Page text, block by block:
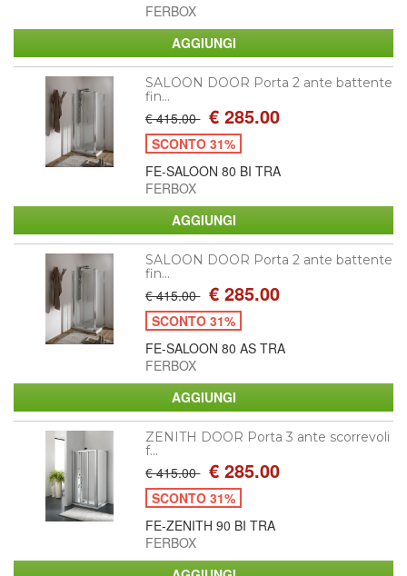
FERBOX
SALOON DOOR Porta 2 ante battente
fin...
€ 415.00 € 285.00
SCONTO 31%
FE-SALOON 80 BI TRA
FERBOX
SALOON DOOR Porta 2 ante battente
fin...
€ 415.00 € 285.00
SCONTO 31%
FE-SALOON 80 AS TRA
FERBOX
ZENITH DOOR Porta 3 ante scorrevoli
f...
€ 415.00 € 285.00
SCONTO 31%
FE-ZENITH 90 BI TRA
FERBOX